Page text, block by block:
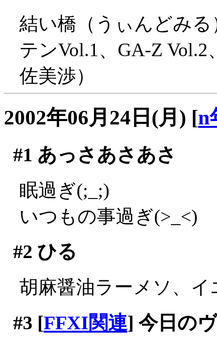
結い橋（うぃんどみ
テンVol.1、GA-Z
佐美渉）
2002年06月24日(月) [n
#1 あっさあさあさ
眠過ぎ(;_;)
いつもの事過ぎ(>_<)
#2 ひる
胡麻醤油ラーメソ、イ
#3 [FFXI関連] 今日の